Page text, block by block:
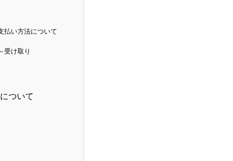
払い方法について
受け取り
ついて